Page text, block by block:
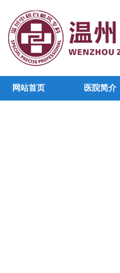
网站首页 医院简介